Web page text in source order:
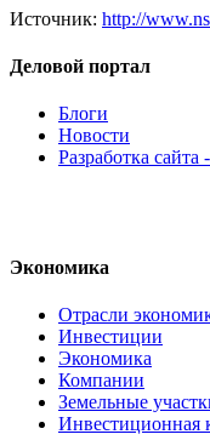
Источник: http://
Деловой портал
Блоги
Новости
Разработка
Экономика
Отрасли
Инвестиции
Экономика
Компании
Земельные
Инвестиционная